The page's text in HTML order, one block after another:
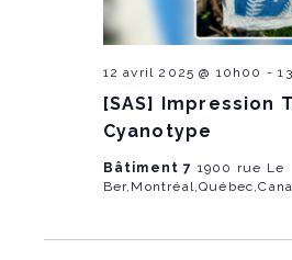
[SAS] Impression
Cyanotype
12 avril 2025 @ 10h00 -
Bâtiment 7 1900 rue Le